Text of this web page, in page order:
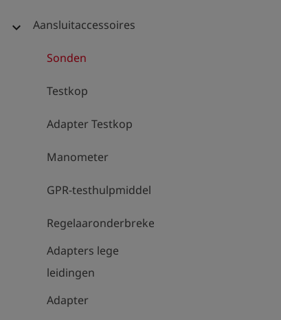
expand_more Aansluitaccessoires
Sonden
Testkop
Adapter Testkop
Manometer
GPR-testhulpmiddel
Regelaaronderbrekers
Adapters lege
leidingen
Adapter